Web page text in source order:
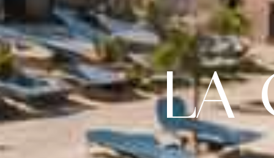
Inicio
Sobre nosotros
LA